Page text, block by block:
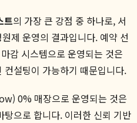
트의 가장 큰 강점 중 하나로, 서
제 운영의 결과입니다. 예약 선
감 시스템으로 운영되는 것은
설팅이 가능하기 때문입니다.
0% 매장으로 운영되는 것은
으로 합니다. 이러한 신뢰 기반